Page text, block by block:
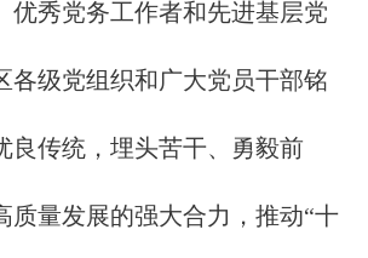
优秀党务工作者和先进基层党
各级党组织和广大党员干部铭
良传统，埋头苦干、勇毅前
质量发展的强大合力，推动“十